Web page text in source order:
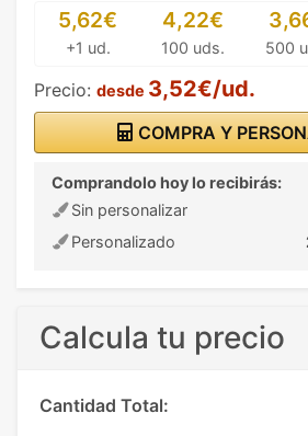
5,62€
+1 ud.
4,22€
100 uds. 500
Precio: desde 3,52€/ud.
COMPRA Y
Comprandolo hoy lo recibirás:
Sin personalizar
Personalizado
Calcula tu precio
Cantidad Total: